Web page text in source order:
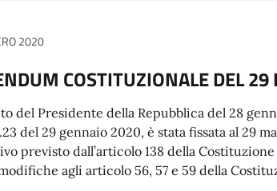
2020
COSTITUZIONALE DEL
del Presidente della Repubblica del 28
del 29 gennaio 2020, è stata fissata al 29
previsto dall’articolo 138 della
agli articolo 56, 57 e 59 della